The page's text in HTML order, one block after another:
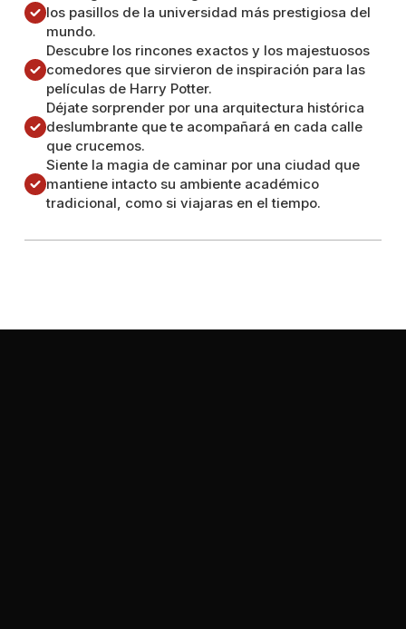
los pasillos de la universidad más prestigiosa del
mundo.
Descubre los rincones exactos y los majestuosos
comedores que sirvieron de inspiración para las
películas de Harry Potter.
Déjate sorprender por una arquitectura histórica
deslumbrante que te acompañará en cada calle
que crucemos.
Siente la magia de caminar por una ciudad que
mantiene intacto su ambiente académico
tradicional, como si viajaras en el tiempo.